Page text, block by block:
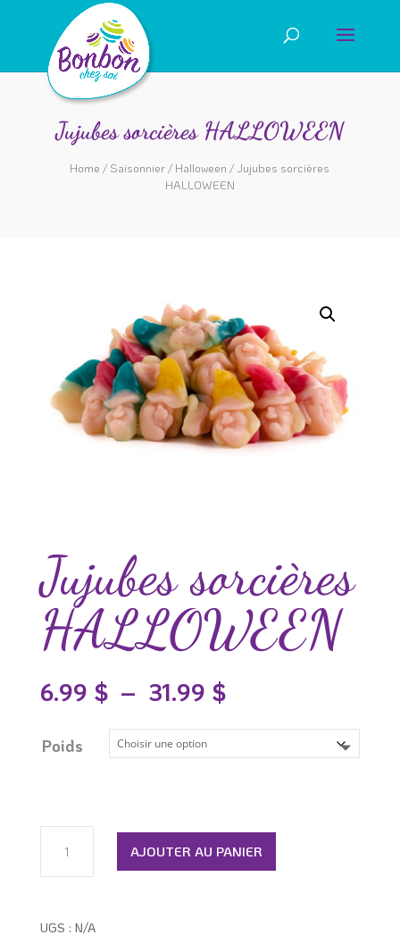
Jujubes sorcières HALLOWEEN
Home / Saisonnier / Halloween / Jujubes sorcières
HALLOWEEN
Jujubes sorcières
HALLOWEEN
6.99 $ – 31.99 $Plage
prix :
à
Poids
quantité
Jujubes
AJOUTER AU PANIER
UGS : N/A